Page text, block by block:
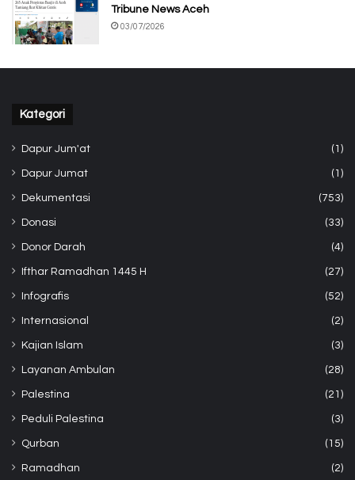
Tribune News Aceh
03/07/2026
Kategori
Dapur Jum'at (1)
Dapur Jumat (1)
Dekumentasi (753)
Donasi (33)
Donor Darah (4)
Ifthar Ramadhan 1445 H (27)
Infografis (52)
Internasional (2)
Kajian Islam (3)
Layanan Ambulan (28)
Palestina (21)
Peduli Palestina (3)
Qurban (15)
Ramadhan (2)